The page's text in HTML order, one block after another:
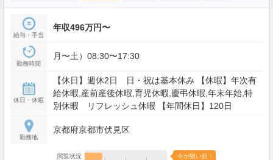
給与・手当
年収496万円〜
勤務時間
月〜土）08:30〜17:30
休日・休暇
【休日】週休2日 日・祝は基本休み 【休暇】年次有
給休暇,産前産後休暇,育児休暇,慶弔休暇,年末年始,特
別休暇 リフレッシュ休暇 【年間休日】120日
勤務地
京都府京都市伏見区
閲覧状況 今が狙い目！